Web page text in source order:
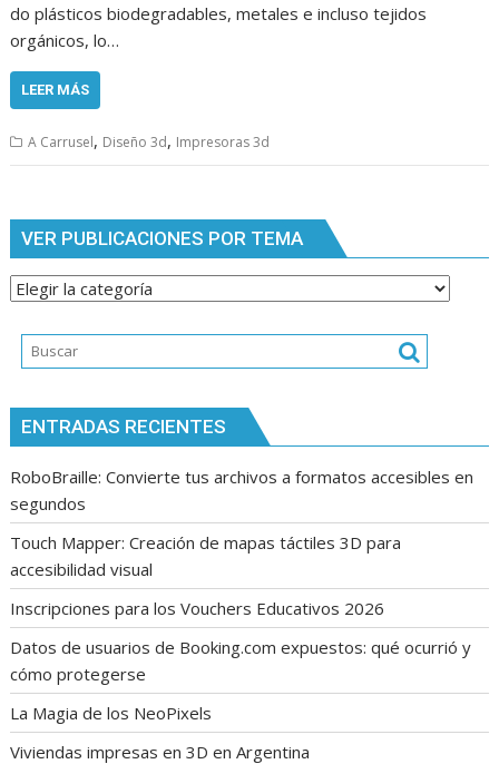
do plásticos biodegradables, metales e incluso tejidos
orgánicos, lo…
LEER MÁS
A Carrusel, Diseño 3d, Impresoras 3d
VER PUBLICACIONES POR TEMA
Ver
por
tema
ENTRADAS RECIENTES
RoboBraille: Convierte tus archivos a formatos accesibles en
segundos
Touch Mapper: Creación de mapas táctiles 3D para
accesibilidad visual
Inscripciones para los Vouchers Educativos 2026
Datos de usuarios de Booking.com expuestos: qué ocurrió y
cómo protegerse
La Magia de los NeoPixels
Viviendas impresas en 3D en Argentina